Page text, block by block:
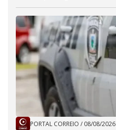
PORTAL CORREIO / 08/08/2026